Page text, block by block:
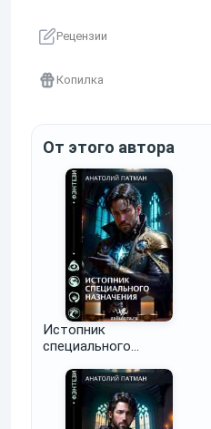
Рецензии
Копилка
От этого автора
Истопник
специального